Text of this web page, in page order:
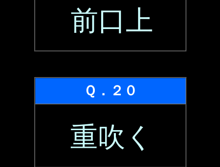
前口上
Ｑ．２０
重吹く